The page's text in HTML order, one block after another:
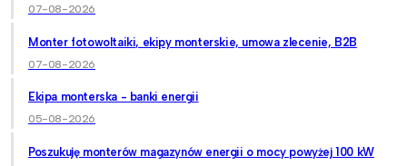
07-08-2026
Monter fotowoltaiki, ekipy monterskie, umowa zlecenie, B2B
07-08-2026
Ekipa monterska - banki energii
05-08-2026
Poszukuję monterów magazynów energii o mocy powyżej 100 kW